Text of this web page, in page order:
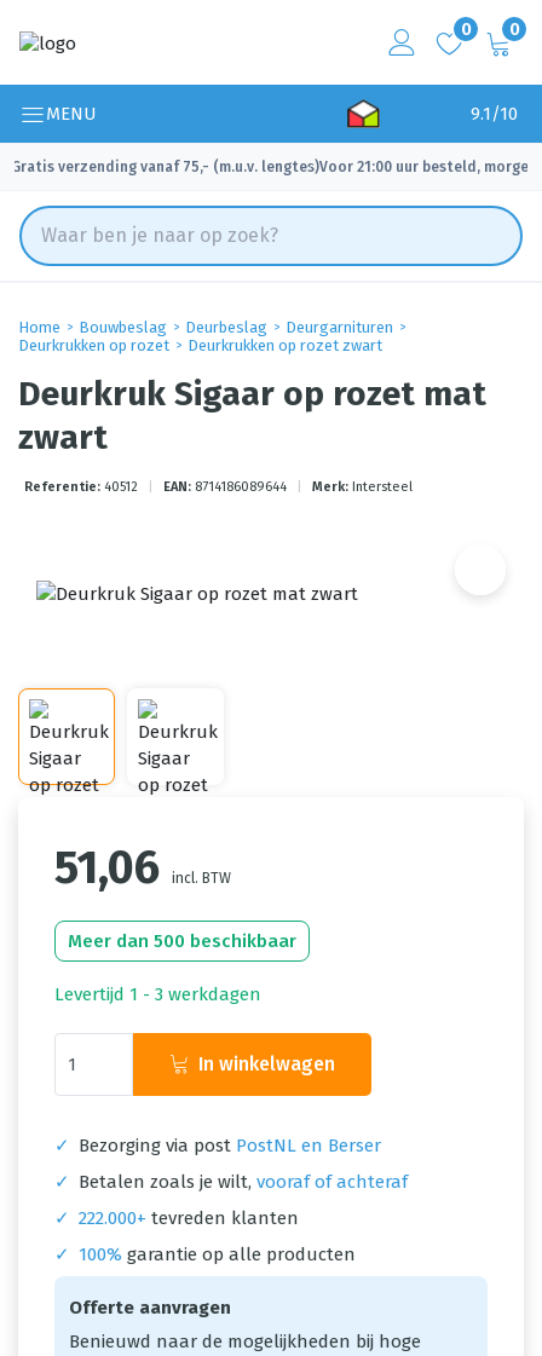
0 0
MENU 9.1/10
Gratis verzending vanaf 75,- (m.u.v. lengtes)
✓ Voor 21:00 uur besteld, morgen
Home Bouwbeslag Deurbeslag
Deurgarnituren
Deurkrukken op rozet
Deurkrukken op rozet zwart
Deurkruk Sigaar op rozet mat
zwart
Referentie: 40512 EAN: 8714186089644 Merk: Intersteel
51,06 incl. BTW
Meer dan 500 beschikbaar
Levertijd 1 - 3 werkdagen
In winkelwagen
✓ Bezorging via post PostNL en Berser
✓
Betalen zoals je wilt, vooraf of achteraf
✓ 222.000+ tevreden klanten
✓
100% garantie op alle producten
Offerte aanvragen
Benieuwd naar de mogelijkheden bij hoge